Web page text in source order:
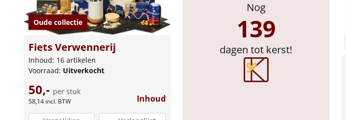
Oude collectie
Fiets Verwennerij
Inhoud: 16 artikelen
Voorraad: Uitverkocht
50,- per stuk
58,14 incl. BTW Inhoud
Nog
139
dagen tot kerst!